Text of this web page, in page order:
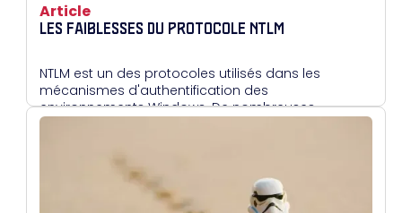
Article
LES FAIBLESSES DU PROTOCOLE NTLM
NTLM est un des protocoles utilisés dans les
mécanismes d'authentification des
environnements Windows. De nombreuses
vulnérabilités sont présentes au sein de ce
article à celles de sa première version : NTLMv1